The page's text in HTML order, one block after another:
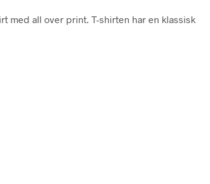
med all over print. T-shirten har en klassisk